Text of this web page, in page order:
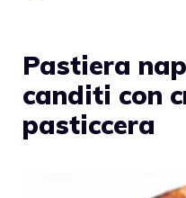
Pastiera
canditi con
pasticcera